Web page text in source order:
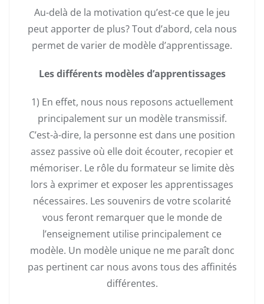
Au-delà de la motivation qu’est-ce que le jeu
peut apporter de plus? Tout d’abord, cela nous
permet de varier de modèle d’apprentissage.
Les différents modèles d’apprentissages
1) En effet, nous nous reposons actuellement
principalement sur un modèle transmissif.
C’est-à-dire, la personne est dans une position
assez passive où elle doit écouter, recopier et
mémoriser. Le rôle du formateur se limite dès
lors à exprimer et exposer les apprentissages
nécessaires. Les souvenirs de votre scolarité
vous feront remarquer que le monde de
l’enseignement utilise principalement ce
modèle. Un modèle unique ne me paraît donc
pas pertinent car nous avons tous des affinités
différentes.